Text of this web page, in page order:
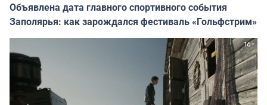
Объявлена дата главного спортивного события
Заполярья: как зарождался фестиваль «Гольфстрим»